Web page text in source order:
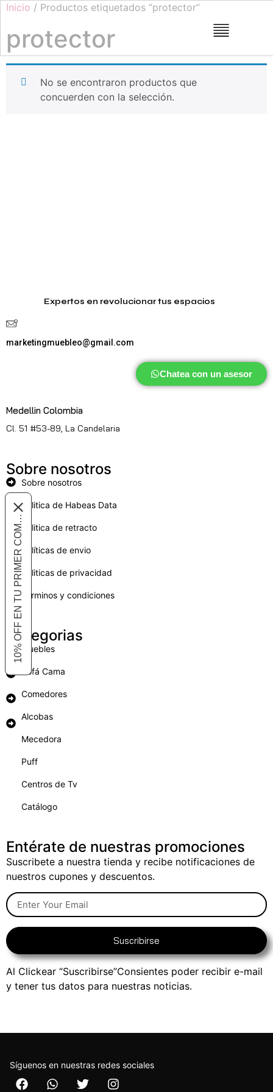
Inicio / Productos etiquetados “protector”
protector
No se encontraron productos que
concuerden con la selección.
Expertos en revolucionar tus espacios
marketingmuebleo@gmail.com
Chatea con un asesor
Medellin Colombia
Cl. 51 #53-89, La Candelaria
Sobre nosotros
Sobre nosotros
Politica de Habeas Data
Politica de retracto
Políticas de envio
Politicas de privacidad
Términos y condiciones
Categorias
Muebles
Sofá Cama
Comedores
Alcobas
Mecedora
Puff
Centros de Tv
Catálogo
Entérate de nuestras promociones
Suscribete a nuestra tienda y recibe notificaciones de
nuestros cupones y descuentos.
Suscribirse
Al Clickear “Suscribirse”Consientes poder recibir e-mail
y tener tus datos para nuestras noticias.
Síguenos en nuestras redes sociales
10% OFF EN TU PRIMER COMPRA